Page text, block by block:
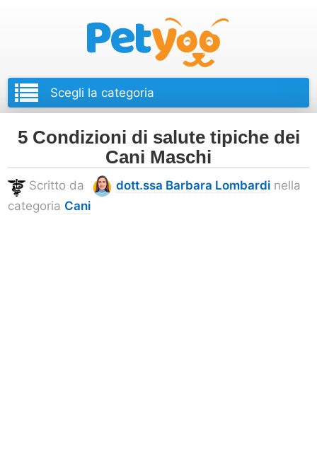
5 Condizioni di salute tipiche dei
Cani Maschi
Scritto da dott.ssa Barbara Lombardi nella
categoria Cani